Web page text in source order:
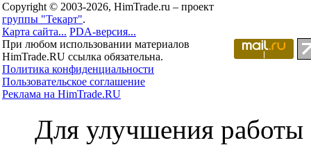
Copyright © 2003-2026, HimTrade.ru – проект
группы "Текарт".
Карта сайта... PDA-версия...
При любом использовании материалов
HimTrade.RU ссылка обязательна.
Политика конфиденциальности
Пользовательское соглашение
Реклама на HimTrade.RU
Для улучшения работы